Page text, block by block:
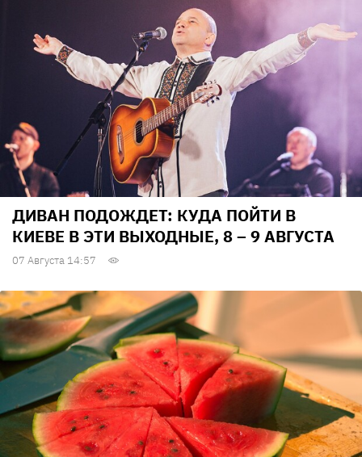
ДИВАН ПОДОЖДЕТ: КУДА ПОЙТИ В
КИЕВЕ В ЭТИ ВЫХОДНЫЕ, 8 – 9 АВГУСТА
07 Августа 14:57